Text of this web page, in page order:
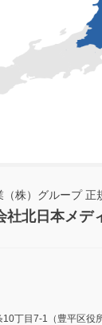
（株）グループ 正
社北日本メデ
丁目7-1（豊平区役所